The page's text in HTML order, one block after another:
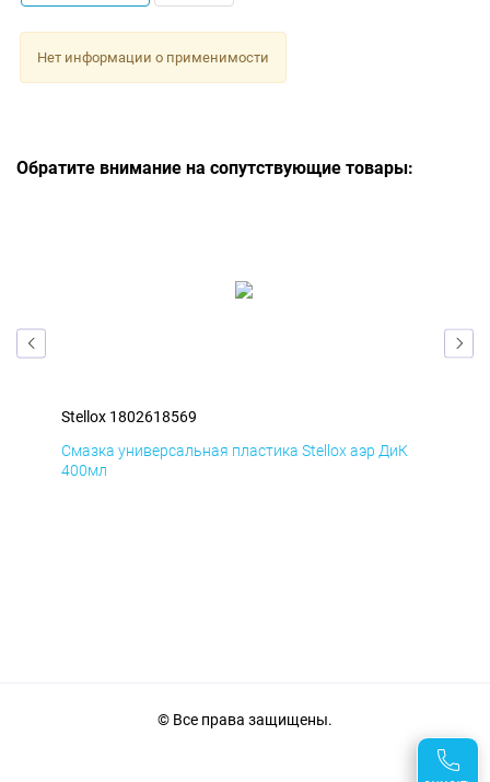
Нет информации о применимости
Обратите внимание на сопутствующие товары:
Stellox 1802618569
Смазка универсальная пластика Stellox аэр ДиК
400мл
© Все права защищены.